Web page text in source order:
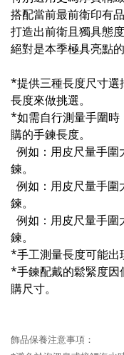
搭配當前最前衛印有
打造出前衛且獨具態
絕對是本季極具亮點
*提供三種長度尺寸選
長度來做挑選。
*如需自行測量手圍時
購的手鍊長度。
例如：用皮尺量手
鍊。
例如：用皮尺量手
鍊。
例如：用皮尺量手
鍊。
*手工測量長度可能出
*手鍊配戴的鬆緊度因
購尺寸。
飾品保養注意事項：